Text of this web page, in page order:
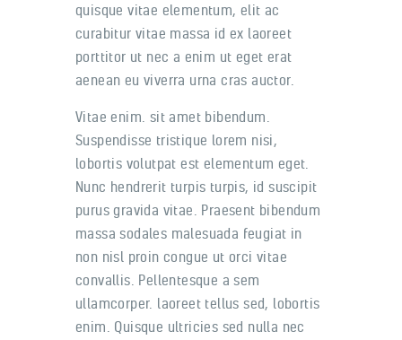
quisque vitae elementum, elit ac
curabitur vitae massa id ex laoreet
porttitor ut nec a enim ut eget erat
aenean eu viverra urna cras auctor.
Vitae enim. sit amet bibendum.
Suspendisse tristique lorem nisi,
lobortis volutpat est elementum eget.
Nunc hendrerit turpis turpis, id suscipit
purus gravida vitae. Praesent bibendum
massa sodales malesuada feugiat in
non nisl proin congue ut orci vitae
convallis. Pellentesque a sem
ullamcorper. laoreet tellus sed, lobortis
enim. Quisque ultricies sed nulla nec